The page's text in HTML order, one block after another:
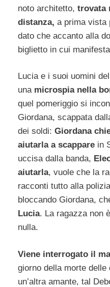
noto architetto, trovata
distanza, a prima vista
dato che accanto alla
biglietto in cui
Lucia e i suoi uomini
una microspia nella
quel pomeriggio si
Giordana, scappata
dei soldi: Giordana
aiutarla a scappare in
uccisa dalla banda,
aiutarla, vuole che la
racconti tutto alla
bloccando Giordana,
Lucia. La ragazza non
nulla.
Viene interrogato il
giorno della morte delle
un’altra amante, tal